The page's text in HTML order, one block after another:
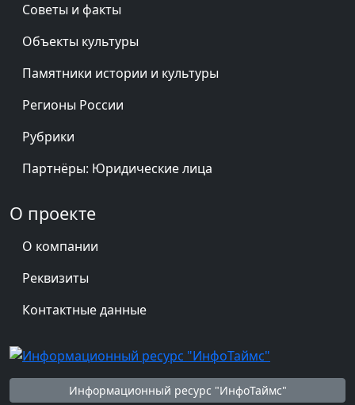
Советы и факты
Объекты культуры
Памятники истории и культуры
Регионы России
Рубрики
Партнёры: Юридические лица
О проекте
О компании
Реквизиты
Контактные данные
Информационный ресурс "ИнфоТаймс"